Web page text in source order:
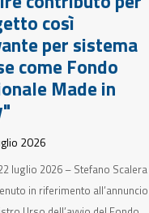
così
per sistema
come Fondo
Made in
2026
luglio 2026 – Stefano Scalera
in riferimento all’annuncio